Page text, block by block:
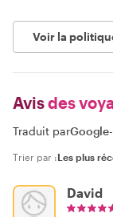
Voir la
Avisdes
Traduit parGoogle-
Trier par :
David